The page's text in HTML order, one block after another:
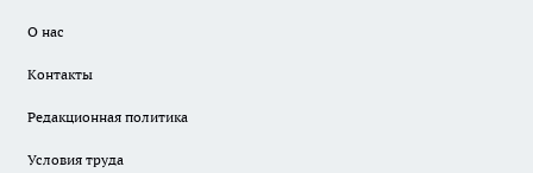
О нас
Контакты
Редакционная политика
Условия труда